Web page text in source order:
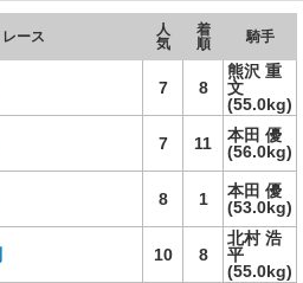
レース
人
気
着
順
騎手
7 8
熊沢 重
文
(55.0kg)
7 11
本田 優
(56.0kg)
8 1
本田 優
(53.0kg)
10 8
北村 浩
平
(55.0kg)